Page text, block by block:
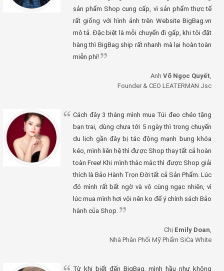
sản phẩm Shop cung cấp, vì sản phẩm thực tế
rất giống với hình ảnh trên Website BigBag.vn
mô tả. Đặc biệt là mỗi chuyến đi gấp, khi tôi đặt
hàng thì BigBag ship rất nhanh mà lại hoàn toàn
miễn phí!
Anh Võ Ngọc Quyết,
Founder & CEO LEATERMAN Jsc
Cách đây 3 tháng mình mua Túi đeo chéo tặng
bạn trai, dùng chưa tới 5 ngày thì trong chuyến
du lịch gần đây bị tác động mạnh bung khóa
kéo, mình liên hệ thì được Shop thay tất cả hoàn
toàn Free! Khi mình thắc mắc thì được Shop giải
thích là Bảo Hành Trọn Đời tất cả Sản Phẩm. Lúc
đó mình rất bất ngờ và vô cùng ngạc nhiên, vì
lúc mua mình hơi vội nên ko để ý chính sách Bảo
hành của Shop.
Chị Emily Doan,
Nhà Phân Phối Mỹ Phẩm SiCa White
Từ khi biết đến BigBag, mình hầu như không